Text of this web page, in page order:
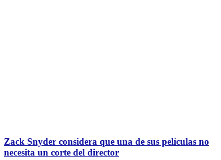
Zack Snyder considera que una de sus películas no
necesita un corte del director